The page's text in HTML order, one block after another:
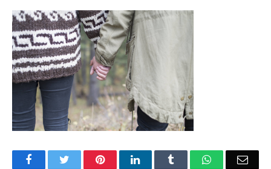
FacebookTwitter PinterestLinkedIn Tumblr WhatsApp